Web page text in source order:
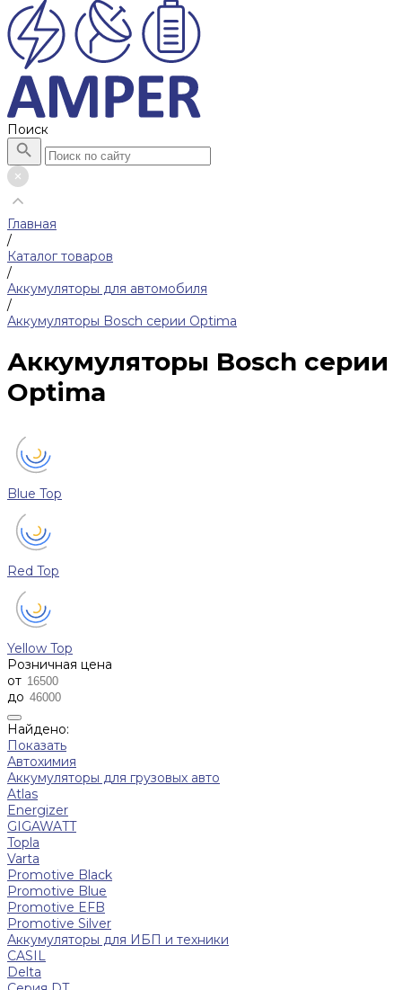
Поиск
Главная
/
Каталог товаров
/
Аккумуляторы для автомобиля
/
Аккумуляторы Bosch серии Optima
Аккумуляторы Bosch серии
Optima
Blue Top
Red Top
Yellow Top
Розничная цена
от
до
Найдено:
Показать
Автохимия
Аккумуляторы для грузовых авто
Atlas
Energizer
GIGAWATT
Topla
Varta
Promotive Black
Promotive Blue
Promotive EFB
Promotive Silver
Аккумуляторы для ИБП и техники
CASIL
Delta